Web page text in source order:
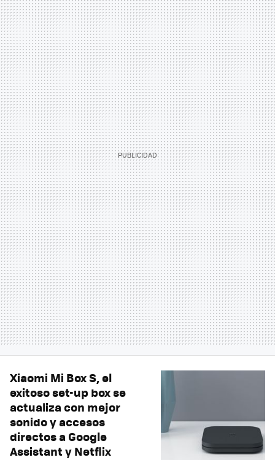
Xiaomi Mi Box S, el
exitoso set-up box se
actualiza con mejor
sonido y accesos
directos a Google
Assistant y Netflix